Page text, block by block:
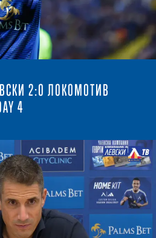
2:0 ЛОКОМОТИВ
4